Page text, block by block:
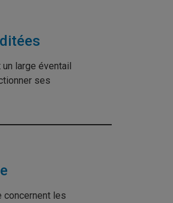
large éventail
ses
concernent les